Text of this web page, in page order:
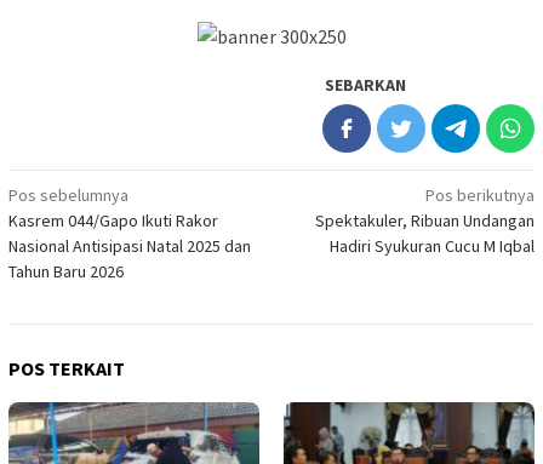
SEBARKAN
Navigasi
pos
Pos sebelumnya
Kasrem 044/Gapo Ikuti Rakor
Nasional Antisipasi Natal 2025 dan
Tahun Baru 2026
Pos berikutnya
Spektakuler, Ribuan Undangan
Hadiri Syukuran Cucu M Iqbal
POS TERKAIT